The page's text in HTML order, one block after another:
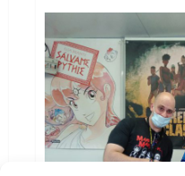
Crake,
un
relato
sobre
la
soledad